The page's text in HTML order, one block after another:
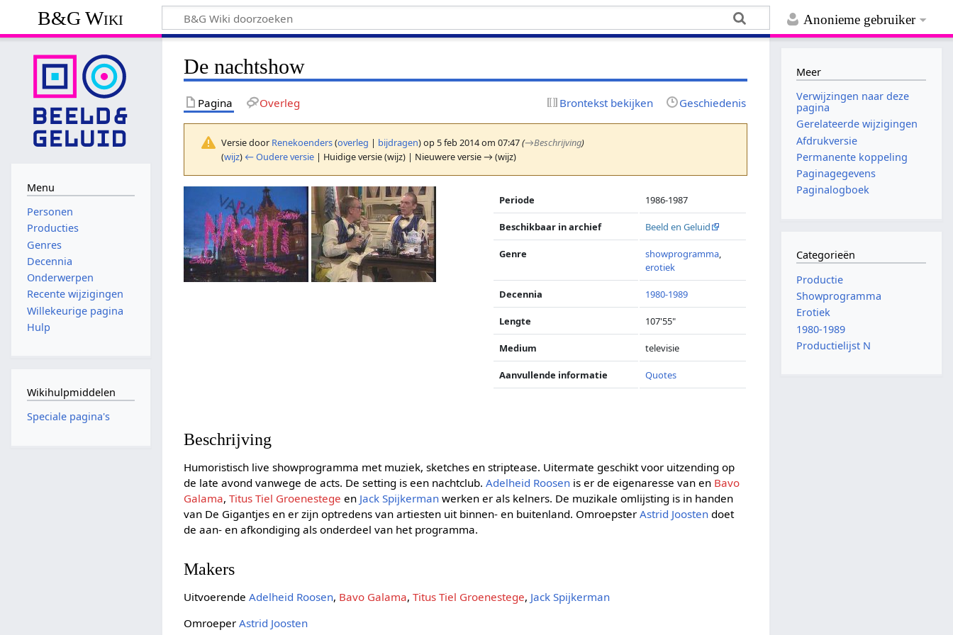
Anonieme gebruiker
B&G Wiki
De nachtshow
Pagina Overleg Brontekst bekijken Geschiedenis
Versie door Renekoenders(overleg | bijdragen)op 5 feb 2014 om 07:47(→Beschrijving)
(wijz) ← Oudere versie | Huidige versie (wijz) | Nieuwere versie → (wijz)
Periode 1986-1987
Beschikbaar in archief Beeld en Geluid
Genre showprogramma,
erotiek
Decennia 1980-1989
Lengte 107'55"
Medium televisie
Aanvullende informatie Quotes
Beschrijving
Humoristisch live showprogramma met muziek, sketches en striptease. Uitermate geschikt voor uitzending op
de late avond vanwege de acts. De setting is een nachtclub.Adelheid Roosen is er de eigenaresse van en Bavo
Galama,Titus Tiel Groenestege en Jack Spijkerman werken er als kelners. De muzikale omlijsting is in handen
van De Gigantjes en er zijn optredens van artiesten uit binnen- en buitenland. OmroepsterAstrid Joosten doet
de aan- en afkondiging als onderdeel van het programma.
Makers
UitvoerendeAdelheid Roosen, Bavo Galama,Titus Tiel Groenestege, Jack Spijkerman
OmroeperAstrid Joosten
Menu
Personen
Producties
Genres
Decennia
Onderwerpen
Recente wijzigingen
Willekeurige pagina
Hulp
Wikihulpmiddelen
Speciale pagina's
Meer
Verwijzingen naar deze
pagina
Gerelateerde wijzigingen
Afdrukversie
Permanente koppeling
Paginagegevens
Paginalogboek
Categorieën
Productie
Showprogramma
Erotiek
1980-1989
Productielijst N